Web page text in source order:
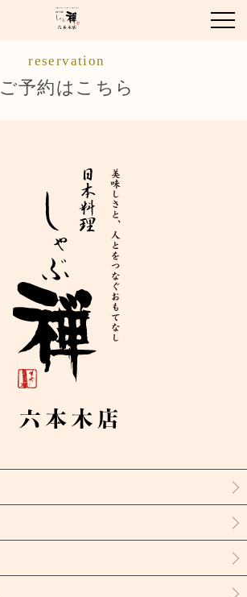
店舗情報
ご優待
ブランドトップ
ご予約はこちら
reservation
ご予約はこちら